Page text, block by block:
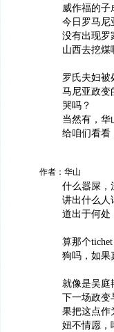
威作福的子
今日罗马尼
没有出现罗
山西去挖煤
罗氏夫妇被
马尼亚政变
哭吗？
当然有，华
给咱们看看
作者：华山
什么嚣屎，
讲出什么人
道出于何处
算那个
狗吗，如果
就像是吴庭
下一场政变
果把这点作
妞不情愿，